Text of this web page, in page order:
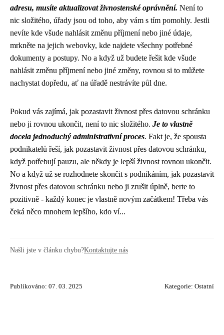
adresu, musíte aktualizovat živnostenské oprávnění. Není to
nic složitého, úřady jsou od toho, aby vám s tím pomohly. Jestli
nevíte kde všude nahlásit změnu příjmenínebo jiné údaje,
mrkněte na jejich webovky, kde najdete všechny potřebné
dokumenty a postupy. No a když už budete řešit kde všude
nahlásit změnu příjmení nebo jiné změny, rovnou si to můžete
nachystat dopředu, ať na úřadě nestrávíte půl dne.
Pokud vás zajímá, jak pozastavit živnost přes datovou schránku
nebo ji rovnou ukončit, není to nic složitého. Je to vlastně
docela jednoduchý administrativní proces. Fakt je, že spousta
podnikatelů řeší, jak pozastavit živnost přes datovou schránku,
když potřebují pauzu, ale někdy je lepší živnost rovnou ukončit.
No a když už se rozhodnete skončit s podnikáním, jak pozastavit
živnost přes datovou schránku nebo ji zrušit úplně, berte to
pozitivně - každý konec je vlastně novým začátkem! Třeba vás
čeká něco mnohem lepšího, kdo ví...
Našli jste v článku chybu?Kontaktujte nás
Publikováno: 07. 03. 2025 Kategorie: Ostatní